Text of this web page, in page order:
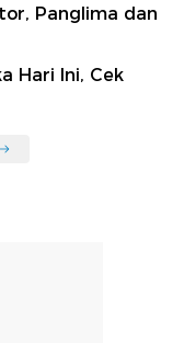
Panglima dan
Hari Ini, Cek